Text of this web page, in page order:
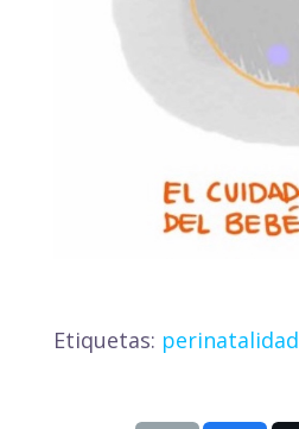
Etiquetas: perinatalidad